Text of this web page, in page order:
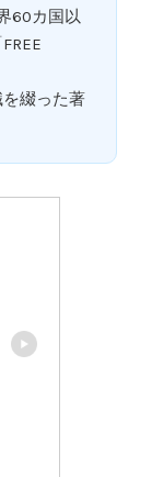
60カ国以
綴った著